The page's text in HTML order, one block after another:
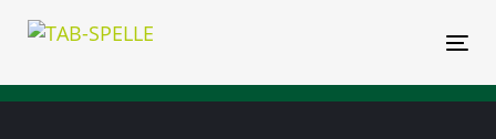
überspringen
primären
springen